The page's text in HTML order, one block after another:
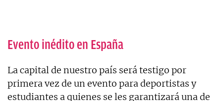
Evento inédito en España
La capital de nuestro país será testigo por
primera vez de un evento para deportistas y
estudiantes a quienes se les garantizará una de